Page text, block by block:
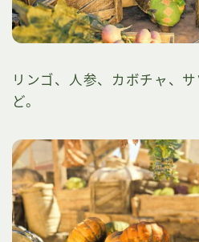
リンゴ、人参、カボチャ、
ど。